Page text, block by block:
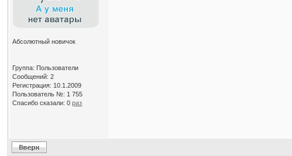
Абсолютный новичок
Группа: Пользователи
Сообщений: 2
Регистрация: 10.1.2009
Пользователь №: 1 755
Спасибо сказали:0 раз